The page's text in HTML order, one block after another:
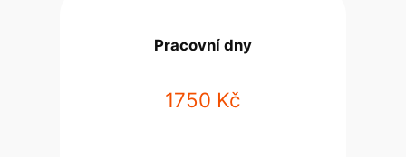
Pracovní dny
1750 Kč